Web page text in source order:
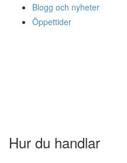
Blogg och nyheter
Öppettider
Hur du handlar